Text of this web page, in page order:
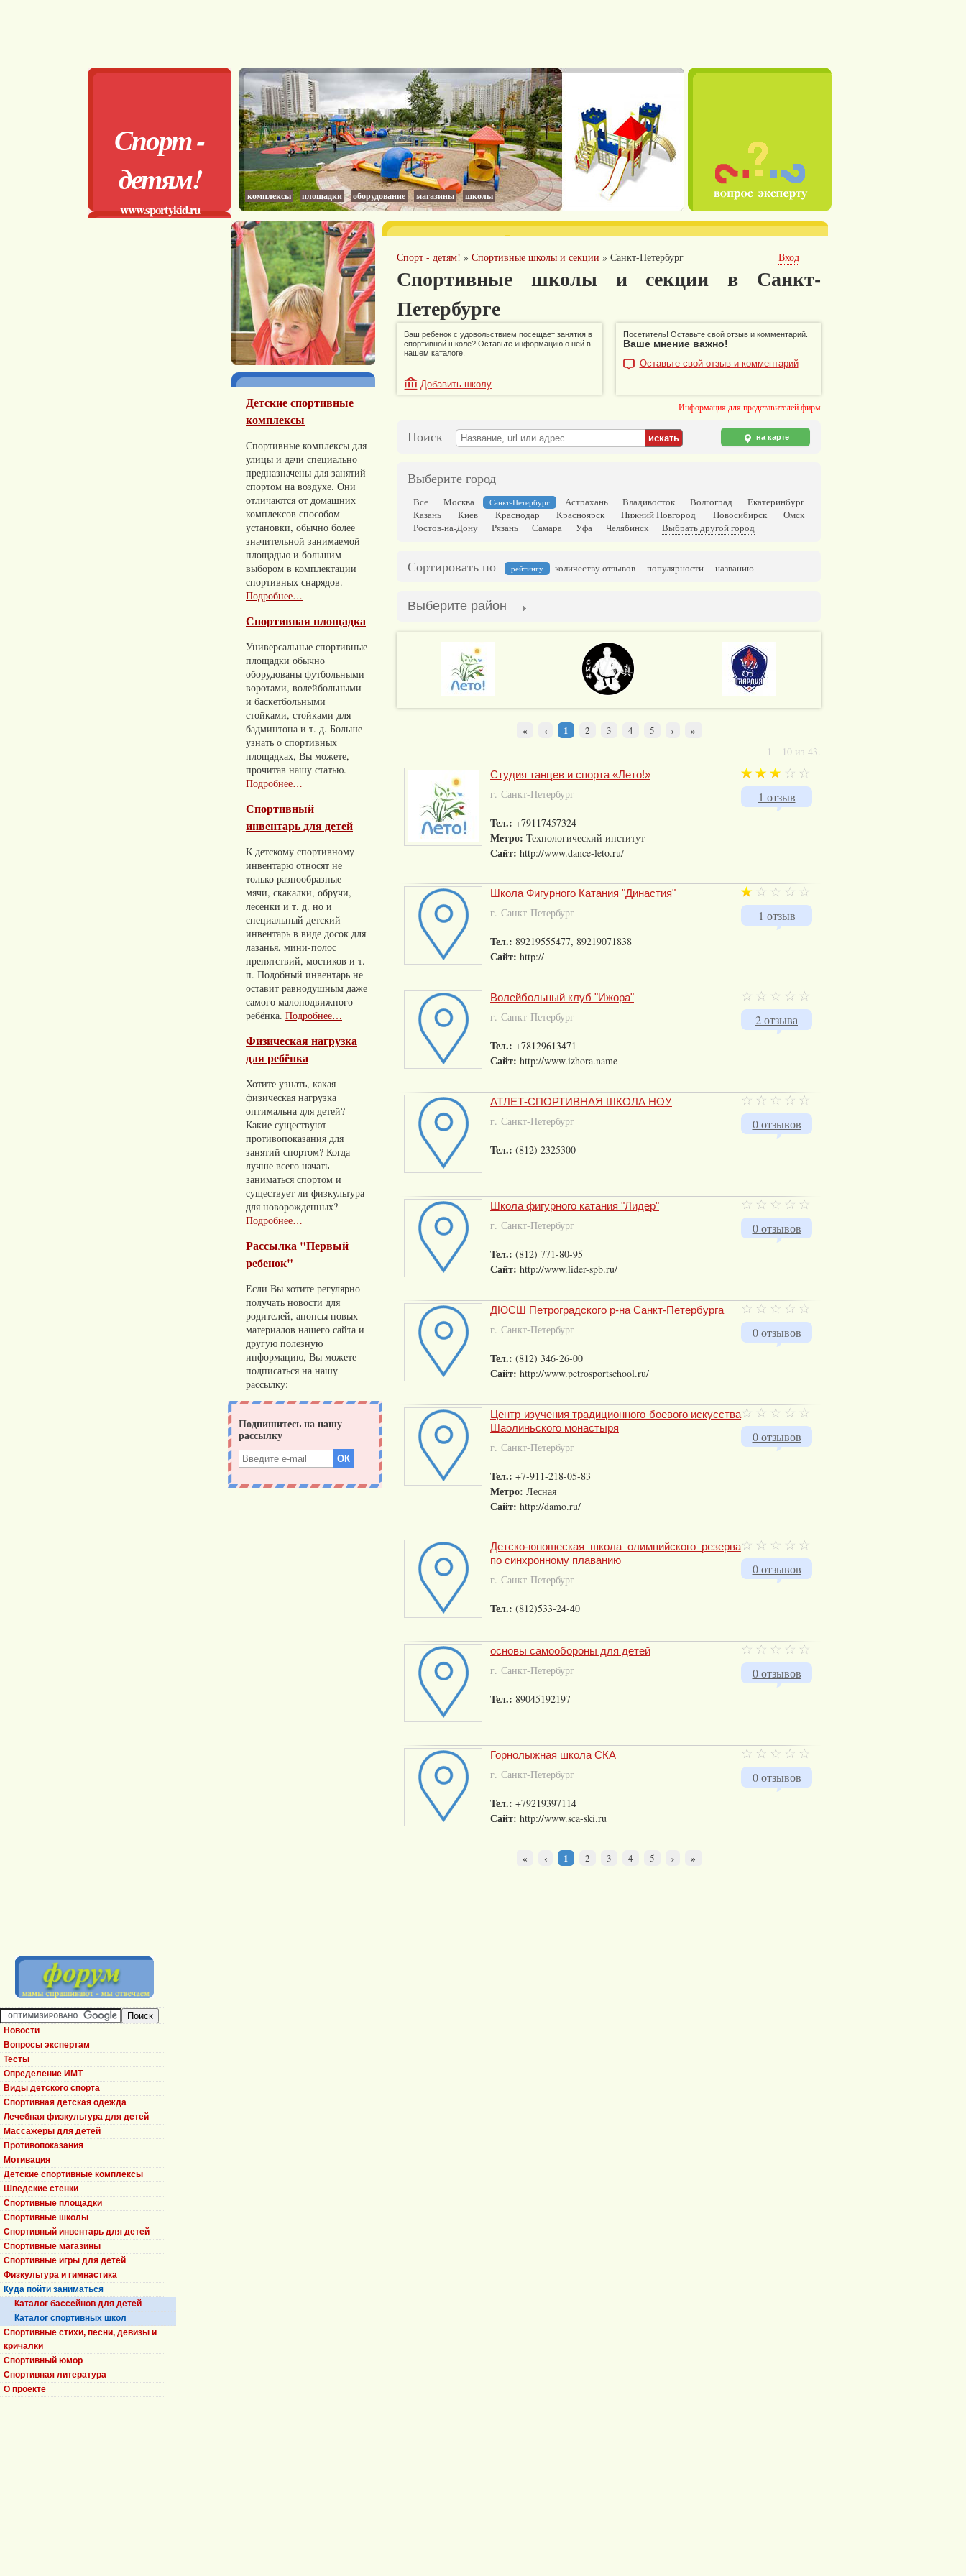
Спорт -
детям!
www.sportykid.ru
комплексы площадки оборудование магазины школы
Детские спортивные
комплексы
Спортивные комплексы для
улицы и дачи специально
предназначены для занятий
спортом на воздухе. Они
отличаются от домашних
комплексов способом
установки, обычно более
значительной занимаемой
площадью и большим
выбором в комплектации
спортивных снарядов.
Подробнее…
Спортивная площадка
Универсальные спортивные
площадки обычно
оборудованы футбольными
воротами, волейбольными
и баскетбольными
стойками, стойками для
бадминтона и т. д. Больше
узнать о спортивных
площадках, Вы можете,
прочитав нашу статью.
Подробнее…
Спортивный
инвентарь для детей
К детскому спортивному
инвентарю относят не
только разнообразные
мячи, скакалки, обручи,
лесенки и т. д. но и
специальный детский
инвентарь в виде досок для
лазанья, мини-полос
препятствий, мостиков и т.
п. Подобный инвентарь не
оставит равнодушным даже
самого малоподвижного
ребёнка. Подробнее…
Физическая нагрузка
для ребёнка
Хотите узнать, какая
физическая нагрузка
оптимальна для детей?
Какие существуют
противопоказания для
занятий спортом? Когда
лучше всего начать
заниматься спортом и
существует ли физкультура
для новорожденных?
Подробнее…
Рассылка "Первый
ребенок"
Если Вы хотите регулярно
получать новости для
родителей, анонсы новых
материалов нашего сайта и
другую полезную
информацию, Вы можете
подписаться на нашу
рассылку:
Спорт - детям! » Спортивные школы и секции » Санкт-Петербург Вход
Спортивные школы и секции в Санкт-
Петербурге
Ваш ребенок с удовольствием посещает занятия в
спортивной школе? Оставьте информацию о ней в
нашем каталоге.
Добавить школу
Посетитель! Оставьте свой отзыв и комментарий.
Ваше мнение важно!
Оставьте свой отзыв и комментарий
Информация для представителей фирм
Поиск на карте
Выберите город
Все Москва Санкт-Петербург Астрахань Владивосток Волгоград
Екатеринбург
Казань
Киев Краснодар Красноярск Нижний Новгород Новосибирск
Омск
Ростов-на-Дону
Рязань Самара Уфа Челябинск Выбрать другой город
Сортировать по рейтингу количеству отзывов популярности названию
Выберите район
« ‹ 1 2 3 4 5 ›
»
1—10 из 43.
1 отзыв
Студия танцев и спорта «Лето!»
г. Санкт-Петербург
Тел.: +79117457324
Метро: Технологический институт
Сайт: http://www.dance-leto.ru/
1 отзыв
Школа Фигурного Катания "Династия"
г. Санкт-Петербург
Тел.: 89219555477, 89219071838
Сайт: http://
2 отзыва
Волейбольный клуб "Ижора"
г. Санкт-Петербург
Тел.: +78129613471
Сайт: http://www.izhora.name
0 отзывов
АТЛЕТ-СПОРТИВНАЯ ШКОЛА НОУ
г. Санкт-Петербург
Тел.: (812) 2325300
0 отзывов
Школа фигурного катания "Лидер"
г. Санкт-Петербург
Тел.: (812) 771-80-95
Сайт: http://www.lider-spb.ru/
0 отзывов
ДЮСШ Петроградского р-на Санкт-Петербурга
г. Санкт-Петербург
Тел.: (812) 346-26-00
Сайт: http://www.petrosportschool.ru/
0 отзывов
Центр изучения традиционного боевого искусства
Шаолиньского монастыря
г. Санкт-Петербург
Тел.: +7-911-218-05-83
Метро: Лесная
Сайт: http://damo.ru/
0 отзывов
Детско-юношеская школа олимпийского резерва
по синхронному плаванию
г. Санкт-Петербург
Тел.: (812)533-24-40
0 отзывов
основы самообороны для детей
г. Санкт-Петербург
Тел.: 89045192197
0 отзывов
Горнолыжная школа СКА
г. Санкт-Петербург
Тел.: +79219397114
Сайт: http://www.sca-ski.ru
« ‹ 1 2 3 4 5 › »
Новости
Вопросы экспертам
Тесты
Определение ИМТ
Виды детского спорта
Спортивная детская одежда
Лечебная физкультура для детей
Массажеры для детей
Противопоказания
Мотивация
Детские спортивные комплексы
Шведские стенки
Спортивные площадки
Спортивные школы
Спортивный инвентарь для детей
Спортивные магазины
Спортивные игры для детей
Физкультура и гимнастика
Куда пойти заниматься
Каталог бассейнов для детей
Каталог спортивных школ
Спортивные стихи, песни, девизы и
кричалки
Спортивный юмор
Спортивная литература
О проекте